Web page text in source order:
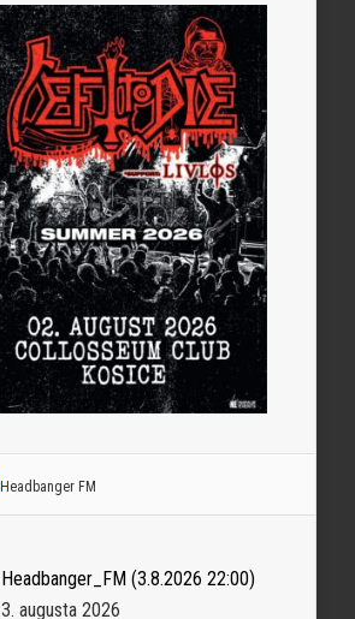
Headbanger FM
Headbanger_FM (3.8.2026 22:00)
3. augusta 2026